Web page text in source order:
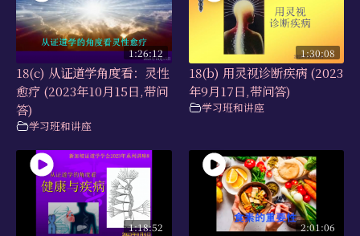
1:26:12
18(c) 从证道学角度看：灵性
愈疗 (2023年10月15日,带问
答)
学习班和讲座
1:30:08
18(b) 用灵视诊断疾病 (2023
年9月17日,带问答)
学习班和讲座
1:18:52 2:01:06